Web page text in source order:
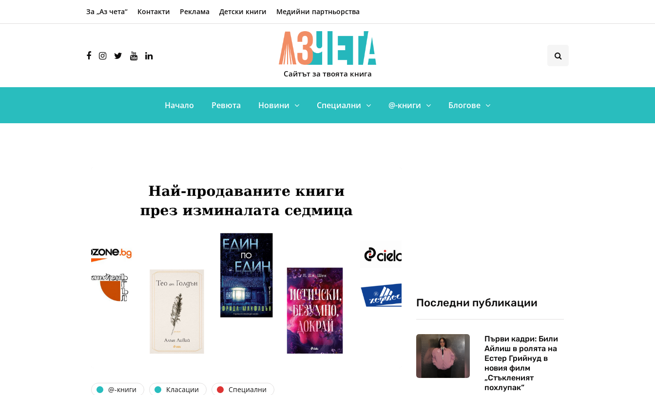
За „Аз чета“ Контакти Реклама Детски книги Медийни партньорства
Сайтът за твоята книга
Начало Ревюта Новини Специални @-книги Блогове
@-книги Класации Специални
Последни публикации
Първи кадри: Били
Айлиш в ролята на
Естер Грийнуд в
новия филм
„Стъкленият
похлупак“